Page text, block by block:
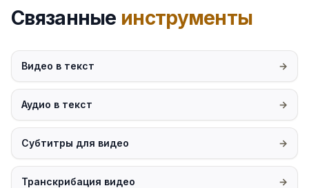
Связанные инструменты
Видео в текст
Аудио в текст
Субтитры для видео
Транскрибация видео